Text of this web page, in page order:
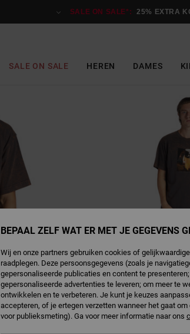
SALE ON SALE*: 25% EXTRA
SALE ON SALE HEREN DAMES
BEPAAL ZELF WAT ER MET JE GEGEVENS
Wij en onze partners gebruiken cookies of
raadplegen. Deze persoonsgegevens (zoals je
gepersonaliseerde publicaties en content te
gepersonaliseerde advertenties te leveren; om meer te
ontwikkelen en te verbeteren. Je kunt je keuzes
accepteren, of je ertegen verzetten wanneer het gaat
voor publieksmeting). Ga voor meer informatie naar ons